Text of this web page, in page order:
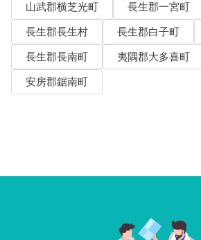
山武郡横芝光町
長生郡一宮町
長生郡長生村
長生郡白子町
長生郡長南町
夷隅郡大多喜町
安房郡鋸南町